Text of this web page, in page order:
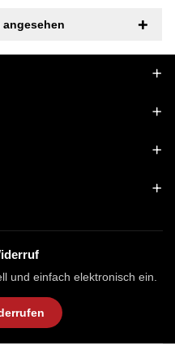
und einfach elektronisch ein.